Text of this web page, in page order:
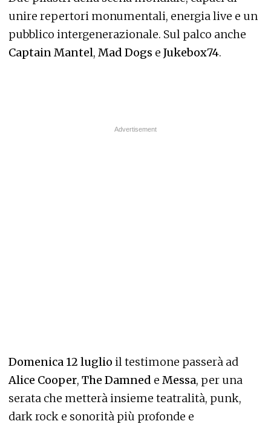
unire repertori monumentali, energia live e un
pubblico intergenerazionale. Sul palco anche
Captain Mantel, Mad Dogs e Jukebox74.
Domenica 12 luglio il testimone passerà ad
Alice Cooper, The Damned e Messa, per una
serata che metterà insieme teatralità, punk,
dark rock e sonorità più profonde e